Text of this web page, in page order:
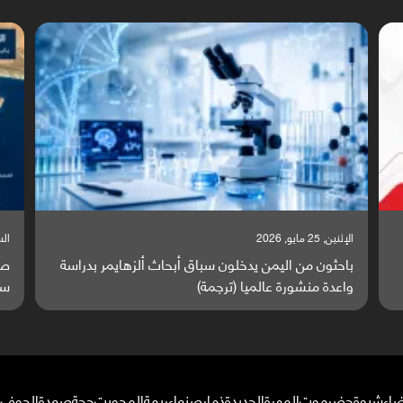
السبت, 23 مايو, 2026
صراع دولي يتصاعد قرب اليمن والبحر الأحمر يتحول إلى
ساحة مواجهة عالمية (ترجمة)